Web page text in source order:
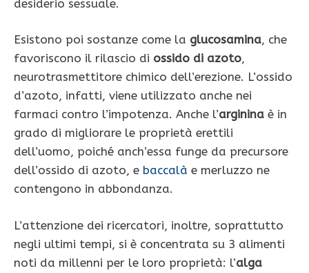
desiderio sessuale.
Esistono poi sostanze come la glucosamina, che
favoriscono il rilascio di ossido di azoto,
neurotrasmettitore chimico dell’erezione. L’ossido
d’azoto, infatti, viene utilizzato anche nei
farmaci contro l’impotenza. Anche l’arginina è in
grado di migliorare le proprietà erettili
dell’uomo, poiché anch’essa funge da precursore
dell’ossido di azoto, e baccalà e merluzzo ne
contengono in abbondanza.
L’attenzione dei ricercatori, inoltre, soprattutto
negli ultimi tempi, si è concentrata su 3 alimenti
noti da millenni per le loro proprietà: l’alga